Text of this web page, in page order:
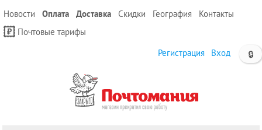
Новости Оплата Доставка Скидки География
Контакты
Почтовые тарифы
🔒
Регистрация Вход